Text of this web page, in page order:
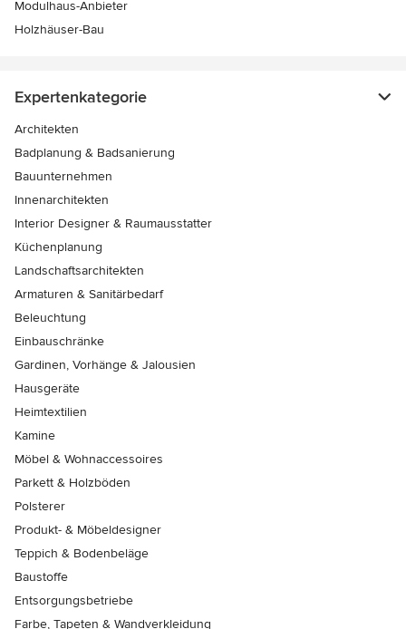
Modulhaus-Anbieter
Holzhäuser-Bau
Expertenkategorie
Architekten
Badplanung & Badsanierung
Bauunternehmen
Innenarchitekten
Interior Designer & Raumausstatter
Küchenplanung
Landschaftsarchitekten
Armaturen & Sanitärbedarf
Beleuchtung
Einbauschränke
Gardinen, Vorhänge & Jalousien
Hausgeräte
Heimtextilien
Kamine
Möbel & Wohnaccessoires
Parkett & Holzböden
Polsterer
Produkt- & Möbeldesigner
Teppich & Bodenbeläge
Baustoffe
Entsorgungsbetriebe
Farbe, Tapeten & Wandverkleidung